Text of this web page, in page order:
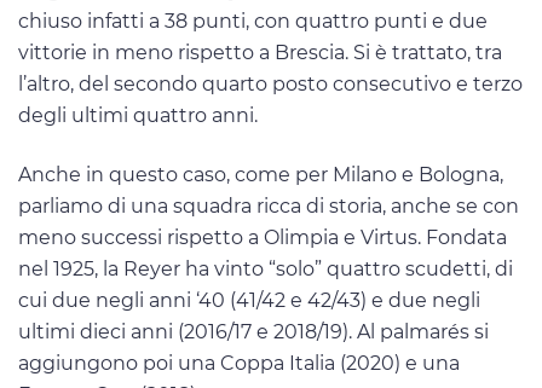
chiuso infatti a 38 punti, con quattro punti e due
vittorie in meno rispetto a Brescia. Si è trattato, tra
l’altro, del secondo quarto posto consecutivo e terzo
degli ultimi quattro anni.
Anche in questo caso, come per Milano e Bologna,
parliamo di una squadra ricca di storia, anche se con
meno successi rispetto a Olimpia e Virtus. Fondata
nel 1925, la Reyer ha vinto “solo” quattro scudetti, di
cui due negli anni ‘40 (41/42 e 42/43) e due negli
ultimi dieci anni (2016/17 e 2018/19). Al palmarés si
aggiungono poi una Coppa Italia (2020) e una